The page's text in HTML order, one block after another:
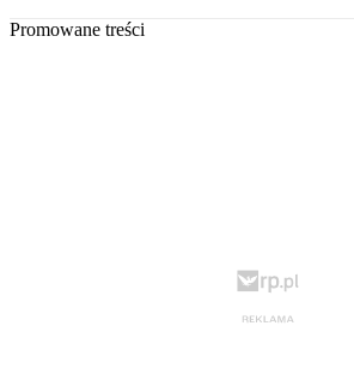
Promowane treści